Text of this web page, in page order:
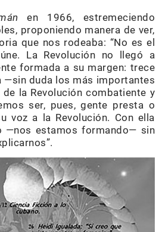
en 1966, estremeciendo
proponiendo manera de ver,
que nos rodeaba: “No es el
La Revolución no llegó a
formada a su margen: trece
—sin duda los más importantes
la Revolución combatiente y
ser, pues, gente presta o
voz a la Revolución. Con ella
—nos estamos formando— sin